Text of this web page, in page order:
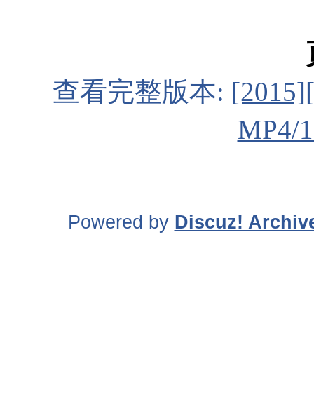
查看完整版本:
MP4/
Powered by Discuz!